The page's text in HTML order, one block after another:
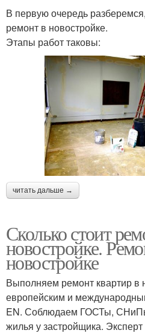
В первую очередь
ремонт в новостройке.
Этапы работ таковы:
читать дальше →
Сколько стоит
новостройке.
новостройке
Выполняем ремонт квартир в
европейским и
EN. Соблюдаем ГОСТы,
жилья у застройщика.